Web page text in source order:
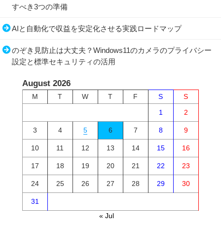
すべき3つの準備
AIと自動化で収益を安定化させる実践ロードマップ
のぞき見防止は大丈夫？Windows11のカメラのプライバシー
設定と標準セキュリティの活用
August 2026
M T W T F S
S
1
2
3 4 5 6 7 8 9
10 11 12 13 14 15 16
17 18 19 20 21 22 23
24 25 26 27 28 29 30
31
« Jul